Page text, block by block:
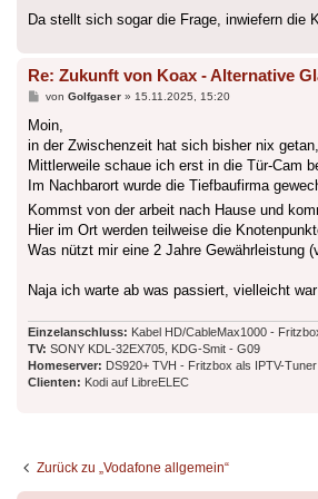
Da stellt sich sogar die Frage, inwiefern die
Re: Zukunft von Koax - Alternative
Beitrag
von Golfgaser» 15.11.2025, 15:20
Moin,
in der Zwischenzeit hat sich bisher nix
Mittlerweile schaue ich erst in die Tür-Cam
Im Nachbarort wurde die Tiefbaufirma
Kommst von der arbeit nach Hause und
Hier im Ort werden teilweise die
Was nützt mir eine 2 Jahre Gewährleistung
Naja ich warte ab was passiert, vielleicht
Einzelanschluss: Kabel HD/CableMax1000 -
TV: SONY KDL-32EX705, KDG-Smit - G09
Homeserver: DS920+ TVH - Fritzbox als IPTV-Tuner
Clienten: Kodi auf LibreELEC
Zurück zu „Vodafone allgemein“